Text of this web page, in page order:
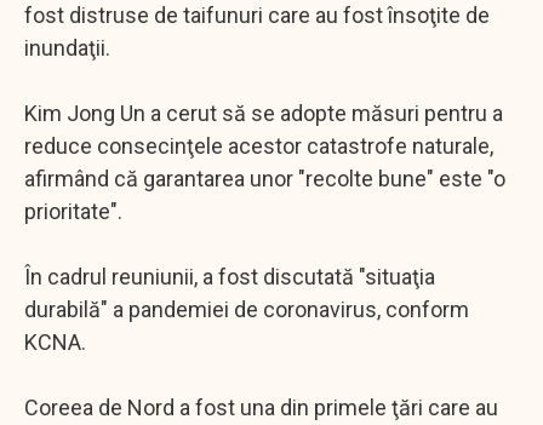
fost distruse de taifunuri care au fost însoţite de
inundaţii.
Kim Jong Un a cerut să se adopte măsuri pentru a
reduce consecinţele acestor catastrofe naturale,
afirmând că garantarea unor "recolte bune" este "o
prioritate".
În cadrul reuniunii, a fost discutată "situaţia
durabilă" a pandemiei de coronavirus, conform
KCNA.
Coreea de Nord a fost una din primele ţări care au